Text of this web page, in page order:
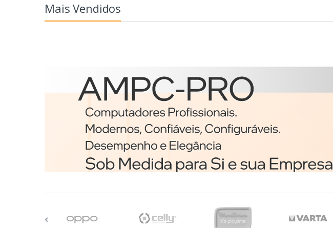
Mais Vendidos
Etiquetas
Brother BCS-1J074102-121
etiqueta para impressão
€98,75